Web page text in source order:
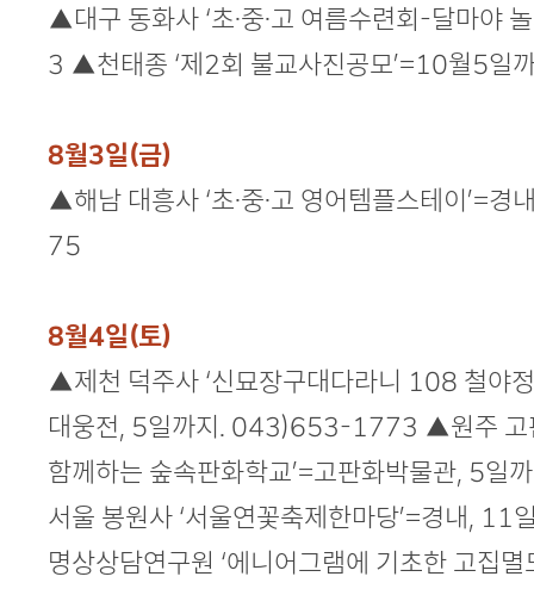
▲대구 동화사 ‘초·중·고 여름수련회-달마
3 ▲천태종 ‘제2회 불교사진공모’=10월5
8월3일(금)
▲해남 대흥사 ‘초·중·고 영어템플스테이’=
75
8월4일(토)
▲제천 덕주사 ‘신묘장구대다라니 108 철야
대웅전, 5일까지. 043)653-1773 ▲원주 고
함께하는 숲속판화학교’=고판화박물관, 5
서울 봉원사 ‘서울연꽃축제한마당’=경내,
명상상담연구원 ‘에니어그램에 기초한 고집